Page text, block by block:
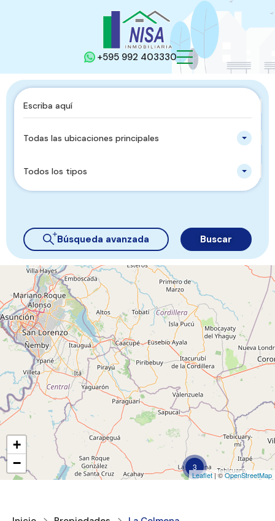
+595 992 403330
Todas las ubicaciones principales
Todos los tipos
Búsqueda avanzada Buscar
3
+
−
Leaflet| ©OpenStreetMap